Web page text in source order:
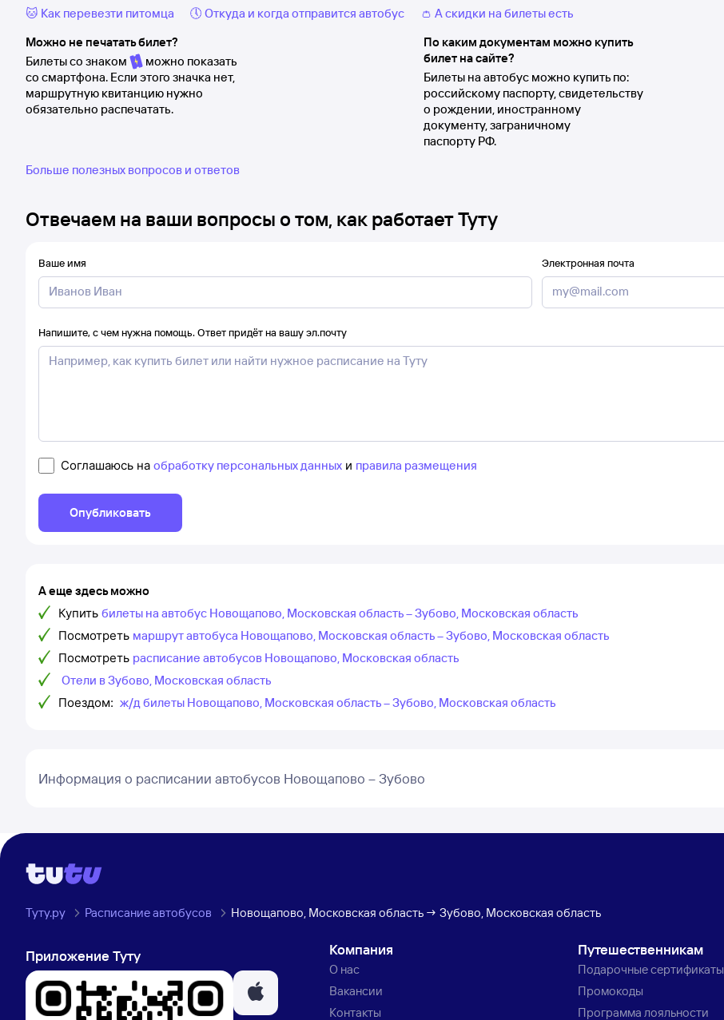
🐱 Как перевезти питомца 🕔 Откуда и когда отправится автобус
👛 А скидки на билеты есть
Можно не печатать билет?
Билеты со знаком
можно показать
со смартфона. Если этого значка нет,
маршрутную квитанцию нужно
обязательно распечатать.
По каким документам можно купить
билет на сайте?
Билеты на автобус можно купить по:
российскому паспорту, свидетельству
о рождении, иностранному
документу, заграничному
паспорту РФ.
Больше полезных вопросов и ответов
Отвечаем на ваши вопросы о том, как работает Туту
Ваше имя Электронная почта
Напишите, с чем нужна помощь. Ответ придёт на вашу эл.почту
Соглашаюсь на обработку персональных данных и правила размещения
Опубликовать
А еще здесь можно
Купить билеты на автобус Новощапово, Московская область – Зубово, Московская область
Посмотреть маршрут автобуса Новощапово, Московская область – Зубово, Московская область
Посмотреть расписание автобусов Новощапово, Московская область
Отели в Зубово, Московская область
Поездом: ж/д билеты Новощапово, Московская область – Зубово, Московская область
Информация о расписании автобусов Новощапово – Зубово
Туту.ру Расписание автобусов Новощапово, Московская область → Зубово, Московская область
Приложение Туту Компания
О нас
Вакансии
Контакты
Путешественникам
Подарочные сертификаты
Промокоды
Программа лояльности